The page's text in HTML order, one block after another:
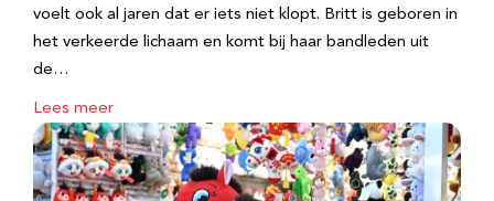
voelt ook al jaren dat er iets niet klopt. Britt is geboren in
het verkeerde lichaam en komt bij haar bandleden uit
de…
Lees meer